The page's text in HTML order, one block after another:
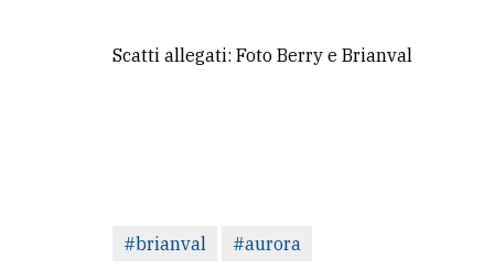
Scatti allegati: Foto Berry e Brianval
#brianval #aurora